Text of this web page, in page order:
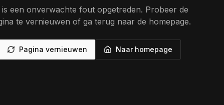
is een onverwachte fout opgetreden. Probeer de
te vernieuwen of ga terug naar de homepage.
Pagina vernieuwen Naar homepage